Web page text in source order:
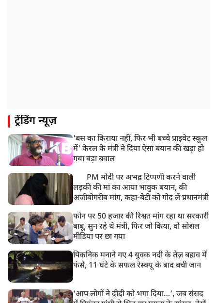
ट्रेंडिंग न्यूज़
'बस का किराया नहीं, फिर भी बच्चे प्राइवेट स्कूल
में' केरल के मंत्री ने दिया ऐसा बयान की खड़ा हो
गया बड़ा बवाल
PM मोदी पर अभद्र टिप्पणी करने वाली
लड़की की मां का आया भावुक बयान, की
अजीबोगरीब मांग, कहा-बेटी को गोद लें प्रधानमंत्री
फोन पर 50 हजार की रिश्वत मांग रहा था सरकारी
बाबू, सुन रहे थे मंत्री, फिर जो किया, वो सोशल
मीडिया पर छा गया
पिकनिक मनाने गए 4 युवक नदी के तेज़ बहाव में
फंसे, 11 घंटे के सफल रेस्क्यू के बाद बची जान
‘आप लोगों ने दीदी को भगा दिया…’, जब संसद